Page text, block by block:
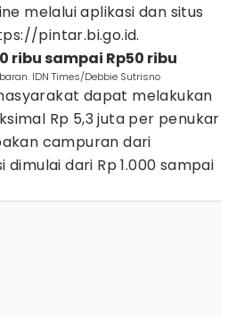
melalui aplikasi dan situs
pintar.bi.go.id.
ribu sampai Rp50 ribu
IDN Times/Debbie Sutrisno
dapat melakukan
Rp 5,3 juta per penukar
campuran dari
dari Rp 1.000 sampai